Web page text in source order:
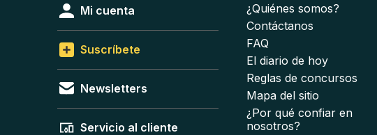
Mi cuenta
Suscríbete
Newsletters
Servicio al cliente
¿Quiénes somos?
Contáctanos
FAQ
El diario de hoy
Reglas de concursos
Mapa del sitio
¿Por qué confiar en
nosotros?